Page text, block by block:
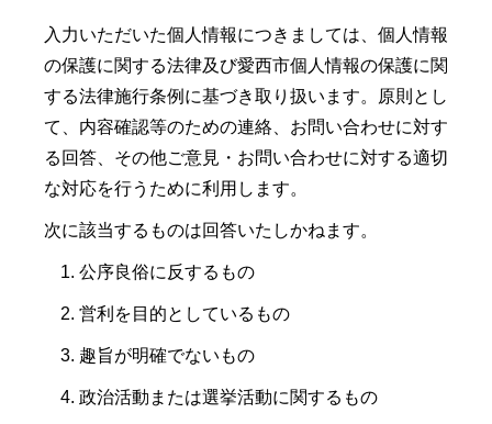
入力いただいた個人情報につきましては、個人情報
の保護に関する法律及び愛西市個人情報の保護に関
する法律施行条例に基づき取り扱います。原則とし
て、内容確認等のための連絡、お問い合わせに対す
る回答、その他ご意見・お問い合わせに対する適切
な対応を行うために利用します。
次に該当するものは回答いたしかねます。
公序良俗に反するもの
営利を目的としているもの
趣旨が明確でないもの
政治活動または選挙活動に関するもの